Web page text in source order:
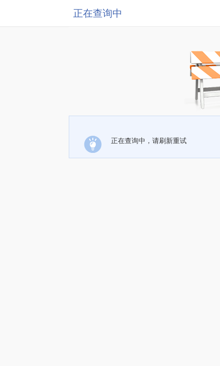
正在查询中
正在查询中，请刷新重试